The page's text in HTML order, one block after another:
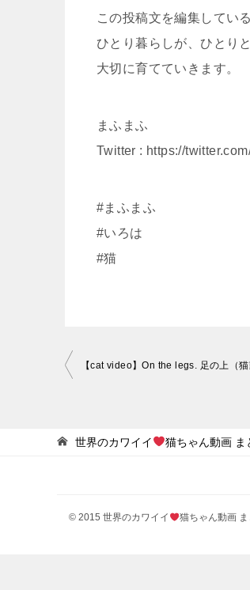
この投稿文を編集してい
ひとり暮らしが、ひとり
大切に育てていきます。
まふまふ
Twitter : https://
#まふまふ
#いろは
#猫
投
ビ
シ
【cat video】On the legs. 足の上（猫
世界のカワイイ 猫ちゃん動画 ま
© 2015 世界のカワイイ 猫ちゃん動画 ま